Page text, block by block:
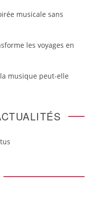
musicale sans
les voyages en
musique peut-elle